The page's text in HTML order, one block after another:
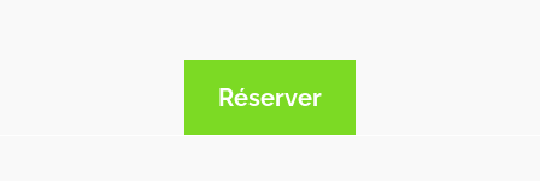
Réserver